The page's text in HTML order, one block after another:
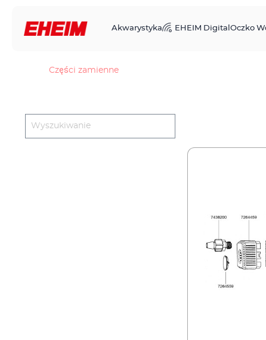
Akwarystyka EHEIM Digital Oczko
Części zamienne